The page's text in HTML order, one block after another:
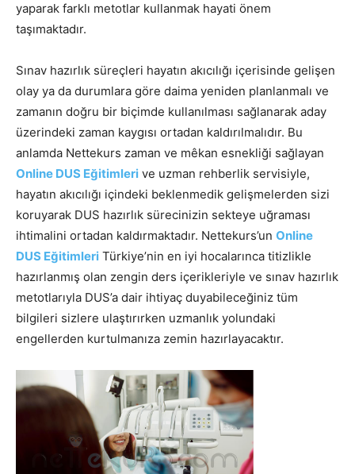
yaparak farklı metotlar kullanmak hayati önem
taşımaktadır.
Sınav hazırlık süreçleri hayatın akıcılığı içerisinde gelişen
olay ya da durumlara göre daima yeniden planlanmalı ve
zamanın doğru bir biçimde kullanılması sağlanarak aday
üzerindeki zaman kaygısı ortadan kaldırılmalıdır. Bu
anlamda Nettekurs zaman ve mêkan esnekliği sağlayan
Online DUS Eğitimleri ve uzman rehberlik servisiyle,
hayatın akıcılığı içindeki beklenmedik gelişmelerden sizi
koruyarak DUS hazırlık sürecinizin sekteye uğraması
ihtimalini ortadan kaldırmaktadır. Nettekurs’un Online
DUS Eğitimleri Türkiye’nin en iyi hocalarınca titizlikle
hazırlanmış olan zengin ders içerikleriyle ve sınav hazırlık
metotlarıyla DUS’a dair ihtiyaç duyabileceğiniz tüm
bilgileri sizlere ulaştırırken uzmanlık yolundaki
engellerden kurtulmanıza zemin hazırlayacaktır.